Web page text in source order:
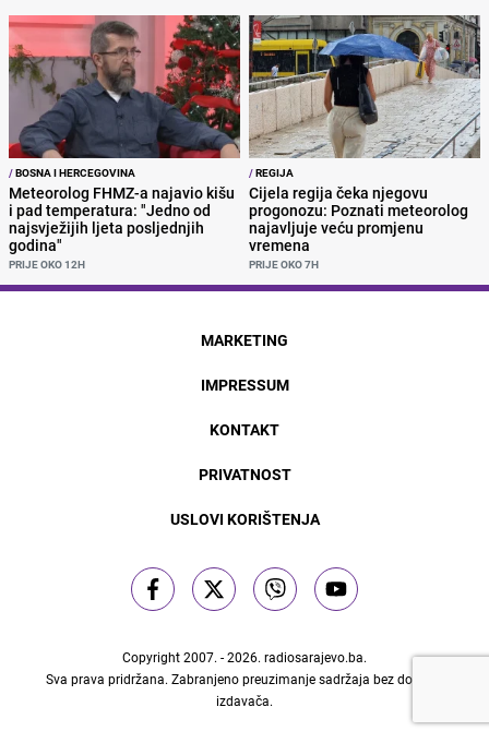
/BOSNA I HERCEGOVINA
Meteorolog FHMZ-a najavio kišu
i pad temperatura: "Jedno od
najsvježijih ljeta posljednjih
godina"
PRIJE OKO 12H
/REGIJA
Cijela regija čeka njegovu
progonozu: Poznati meteorolog
najavljuje veću promjenu
vremena
PRIJE OKO 7H
MARKETING
IMPRESSUM
KONTAKT
PRIVATNOST
USLOVI KORIŠTENJA
Copyright 2007. - 2026. radiosarajevo.ba.
Sva prava pridržana. Zabranjeno preuzimanje sadržaja bez dozvole
izdavača.